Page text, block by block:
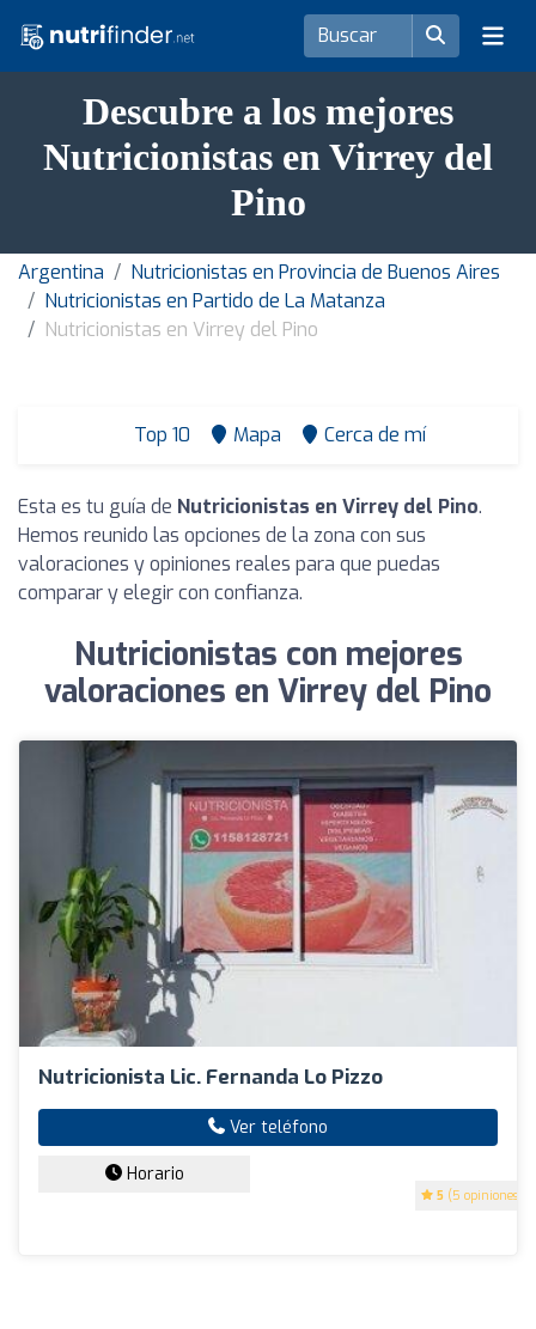
Descubre a los mejores
Nutricionistas en Virrey del
Pino
Argentina
Nutricionistas en Provincia de Buenos Aires
Nutricionistas en Partido de La Matanza
Nutricionistas en Virrey del Pino
Top 10 Mapa Cerca de mí
Esta es tu guía de Nutricionistas en Virrey del Pino.
Hemos reunido las opciones de la zona con sus
valoraciones y opiniones reales para que puedas
comparar y elegir con confianza.
Nutricionistas con mejores
valoraciones en Virrey del Pino
Nutricionista Lic. Fernanda Lo Pizzo
5 (5 opiniones)
Ver teléfono
Horario